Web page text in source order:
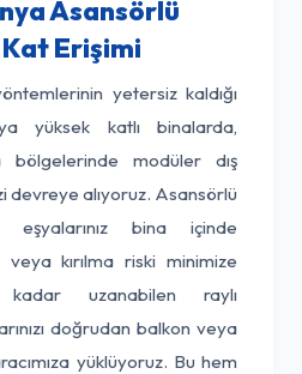
Asansörlü
Erişimi
yetersiz kaldığı
yüksek katlı binalarda,
modüler dış
devreye alıyoruz. Asansörlü
eşyalarınız bina içinde
veya kırılma riski minimize
uzanabilen raylı
doğrudan balkon veya
yüklüyoruz. Bu hem